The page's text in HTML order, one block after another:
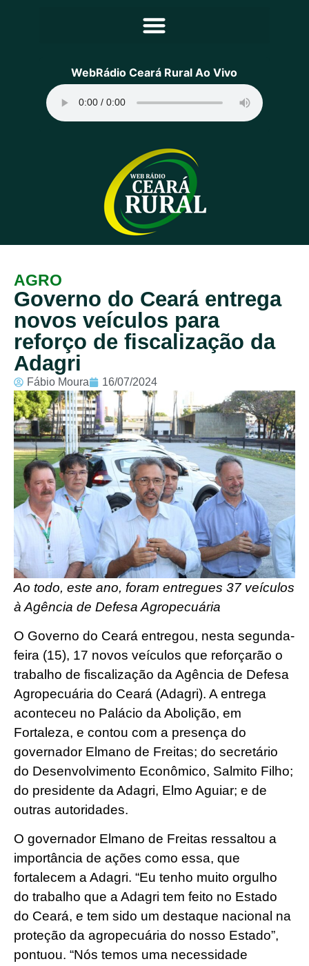
Principal
Programação
Equipe
Contato
Sobre
WebRádio Ceará Rural Ao Vivo
AGRO
Governo do Ceará entrega
novos veículos para
reforço de fiscalização da
Adagri
Fábio Moura 16/07/2024
Ao todo, este ano, foram entregues 37 veículos
à Agência de Defesa Agropecuária
O Governo do Ceará entregou, nesta segunda-
feira (15), 17 novos veículos que reforçarão o
trabalho de fiscalização da Agência de Defesa
Agropecuária do Ceará (Adagri). A entrega
aconteceu no Palácio da Abolição, em
Fortaleza, e contou com a presença do
governador Elmano de Freitas; do secretário
do Desenvolvimento Econômico, Salmito Filho;
do presidente da Adagri, Elmo Aguiar; e de
outras autoridades.
O governador Elmano de Freitas ressaltou a
importância de ações como essa, que
fortalecem a Adagri. “Eu tenho muito orgulho
do trabalho que a Adagri tem feito no Estado
do Ceará, e tem sido um destaque nacional na
proteção da agropecuária do nosso Estado”,
pontuou. “Nós temos uma necessidade